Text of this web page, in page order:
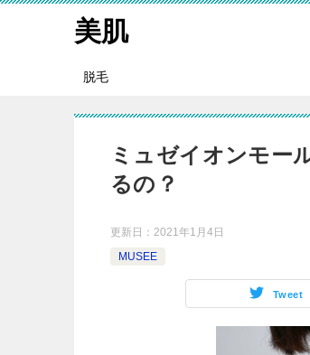
美肌
脱毛
ミュゼイオンモー
るの？
更新日： 2021年1月4日
MUSEE
Tweet